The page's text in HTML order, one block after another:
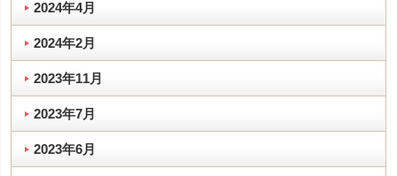
2024年4月
2024年2月
2023年11月
2023年7月
2023年6月